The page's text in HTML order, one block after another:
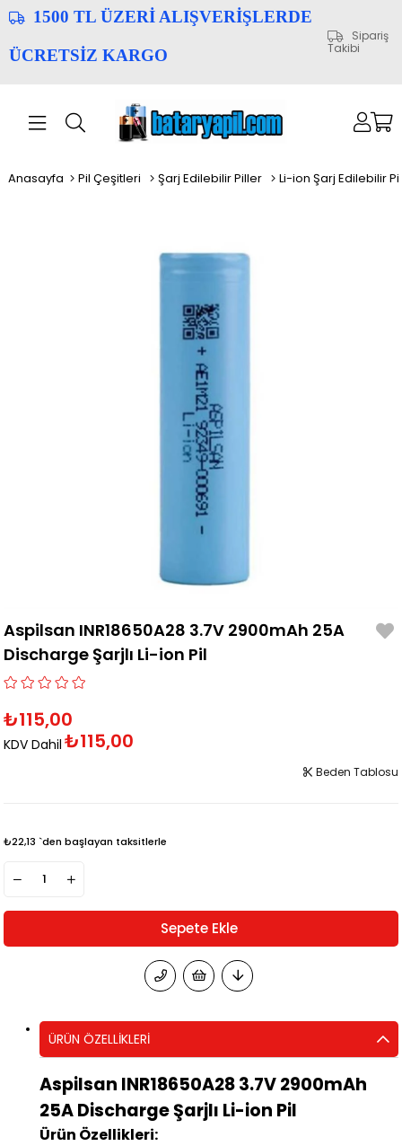
1500 TL ÜZERİ ALIŞVERİŞLERDE
ÜCRETSİZ KARGO
Sipariş
Takibi
Anasayfa Pil Çeşitleri Şarj Edilebilir Piller Li-ion Şarj Edilebilir
Aspilsan INR18650A28 3.7V 2900mAh 25A
Discharge Şarjlı Li-ion Pil
₺115,00
KDV Dahil ₺115,00
Beden Tablosu
₺22,13 `den başlayan taksitlerle
ÜRÜN ÖZELLIKLERI
Aspilsan INR18650A28 3.7V 2900mAh
25A Discharge Şarjlı Li-ion Pil
Ürün Özellikleri: